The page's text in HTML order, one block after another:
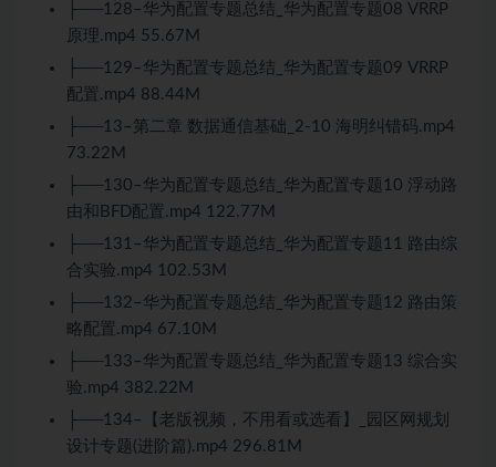
├──128–华为配置专题总结_华为配置专题08 VRRP
原理.mp4 55.67M
├──129–华为配置专题总结_华为配置专题09 VRRP
配置.mp4 88.44M
├──13–第二章 数据通信基础_2-10 海明纠错码.mp4
73.22M
├──130–华为配置专题总结_华为配置专题10 浮动路
由和BFD配置.mp4 122.77M
├──131–华为配置专题总结_华为配置专题11 路由综
合实验.mp4 102.53M
├──132–华为配置专题总结_华为配置专题12 路由策
略配置.mp4 67.10M
├──133–华为配置专题总结_华为配置专题13 综合实
验.mp4 382.22M
├──134–【老版视频，不用看或选看】_园区网规划
设计专题(进阶篇).mp4 296.81M